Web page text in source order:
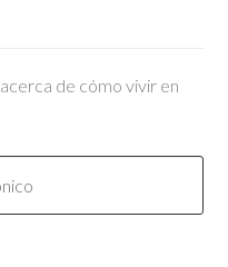
de cómo vivir en